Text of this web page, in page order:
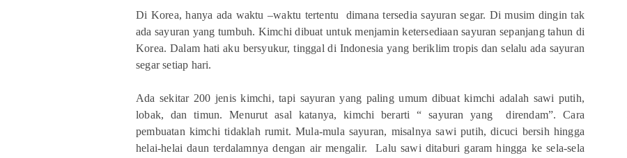
Di Korea, hanya ada waktu –waktu tertentu dimana tersedia sayuran segar. Di musim dingin tak
ada sayuran yang tumbuh. Kimchi dibuat untuk menjamin ketersediaan sayuran sepanjang tahun di
Korea. Dalam hati aku bersyukur, tinggal di Indonesia yang beriklim tropis dan selalu ada sayuran
segar setiap hari.
Ada sekitar 200 jenis kimchi, tapi sayuran yang paling umum dibuat kimchi adalah sawi putih,
lobak, dan timun. Menurut asal katanya, kimchi berarti “ sayuran yang direndam”. Cara
pembuatan kimchi tidaklah rumit. Mula-mula sayuran, misalnya sawi putih, dicuci bersih hingga
helai-helai daun terdalamnya dengan air mengalir. Lalu sawi ditaburi garam hingga ke sela-sela